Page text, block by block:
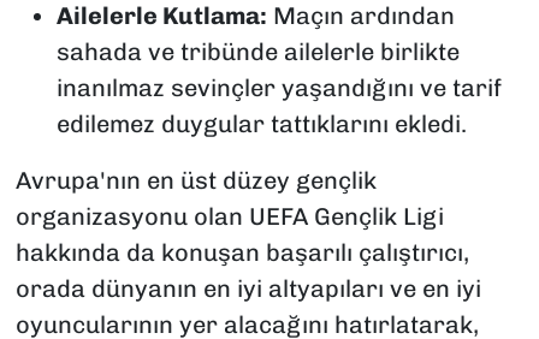
Ailelerle Kutlama: Maçın ardından
sahada ve tribünde ailelerle birlikte
inanılmaz sevinçler yaşandığını ve tarif
edilemez duygular tattıklarını ekledi.
Avrupa'nın en üst düzey gençlik
organizasyonu olan UEFA Gençlik Ligi
hakkında da konuşan başarılı çalıştırıcı,
orada dünyanın en iyi altyapıları ve en iyi
oyuncularının yer alacağını hatırlatarak,